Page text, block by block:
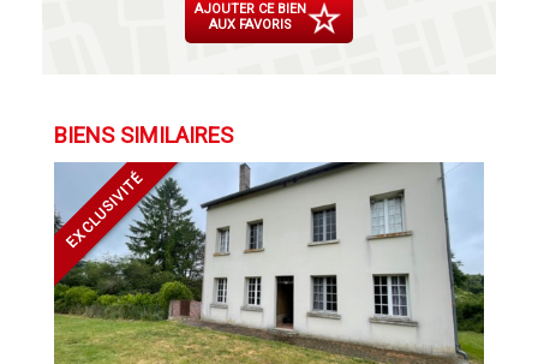
AJOUTER CE BIEN
AUX FAVORIS
BIENS SIMILAIRES
EXCLUSIVITÉ